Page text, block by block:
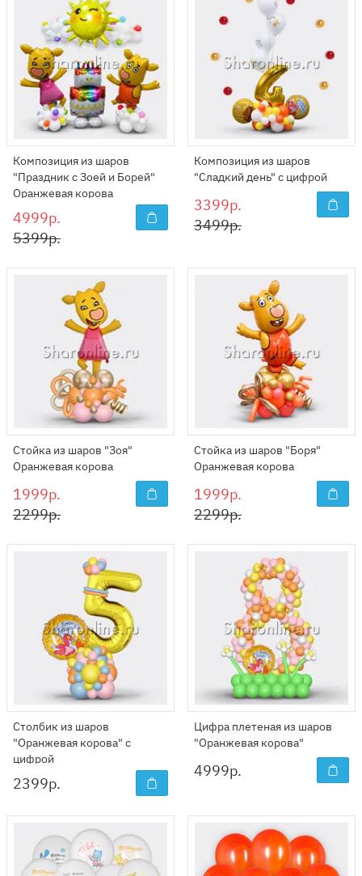
Композиция из шаров
"Праздник с Зоей и Борей"
Оранжевая корова
4999р.
5399р.
Композиция из шаров
"Сладкий день" с цифрой
3399р.
3499р.
Стойка из шаров "Зоя"
Оранжевая корова
1999р.
2299р.
Стойка из шаров "Боря"
Оранжевая корова
1999р.
2299р.
Столбик из шаров
"Оранжевая корова" с
цифрой
2399р.
Цифра плетеная из шаров
"Оранжевая корова"
4999р.